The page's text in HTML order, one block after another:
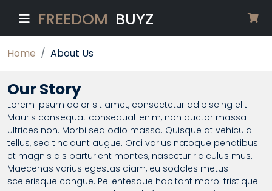
FREEDOM BUYZ
Home About Us
Our Story
Lorem ipsum dolor sit amet, consectetur adipiscing elit.
Mauris consequat consequat enim, non auctor massa
ultrices non. Morbi sed odio massa. Quisque at vehicula
tellus, sed tincidunt augue. Orci varius natoque penatibus
et magnis dis parturient montes, nascetur ridiculus mus.
Maecenas varius egestas diam, eu sodales metus
scelerisque congue. Pellentesque habitant morbi tristique